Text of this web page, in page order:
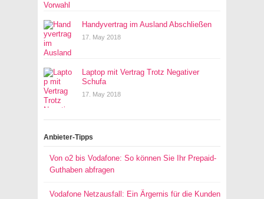
Handyvertrag im Ausland Abschließen
17. May 2018
Laptop mit Vertrag Trotz Negativer
Schufa
17. May 2018
Anbieter-Tipps
Von o2 bis Vodafone: So können Sie Ihr Prepaid-
Guthaben abfragen
Vodafone Netzausfall: Ein Ärgernis für die Kunden